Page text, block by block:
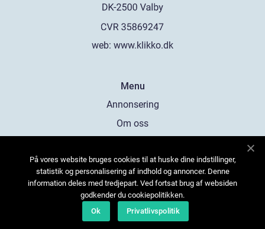
web: www.klikko.dk
Menu
Annonsering
Om oss
Kontakta oss
Sitemap
På vores website bruges cookies til at huske dine indstillinger,
statistik og personalisering af indhold og annoncer. Denne
information deles med tredjepart. Ved fortsat brug af websiden
godkender du cookiepolitikken.
Ok
Privatlivspolitik